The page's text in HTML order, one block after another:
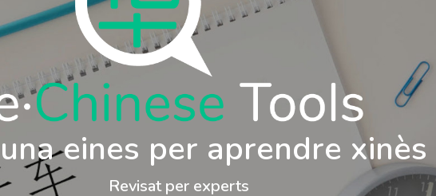
eines per aprendre xinès
Revisat per experts